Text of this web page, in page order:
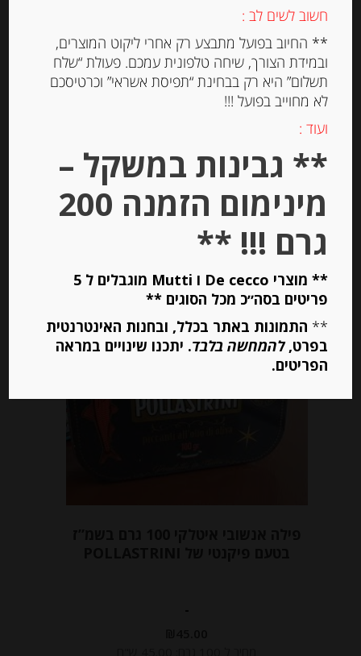
פילה אנשובי איטלקי 100 גרם בשמ”ז
של POLLASTRINI
מחיר ל 100 גרם: 45.00 ש"ח
-
חשוב לשים לב :
** החיוב בפועל מתבצע רק אחרי ליקוט המוצרים,
ובמידת הצורך, שיחה טלפונית עמכם. פעולת “שלח
תשלום” היא רק בבחינת “תפיסת אשראי” וכרטיסכם
לא מחוייב בפועל !!!
ועוד :
** גבינות במשקל –
מינימום הזמנה 200
גרם !!! **
** מוצרי De cecco ו Mutti מוגבלים ל 5
פריטים בסה״כ מכל הסוגים **
** התמונות באתר בכלל, ובחנות האינטרנטית
בפרט,להמחשה בלבד. יתכנו שינויים במראה
הפריטים.